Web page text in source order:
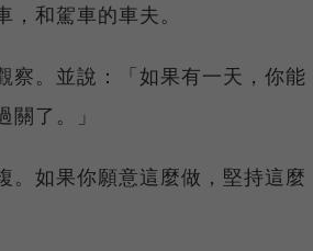
和駕車的車夫。
察。並說：「如果有一天，你能
了。」
。如果你願意這麼做，堅持這麼